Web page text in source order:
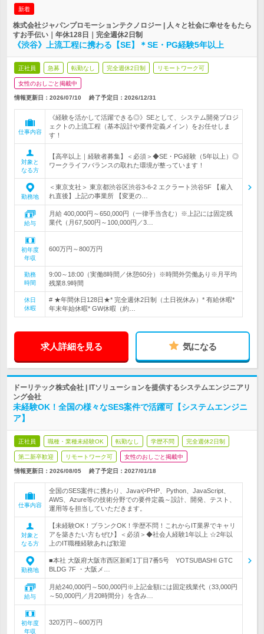
新着
株式会社ジャパンプロモーションテクノロジー | 人々と社会に幸せをもたら
すお手伝い｜年休128日｜完全週休2日制
《渋谷》上流工程に携わる【SE】＊SE・PG経験5年以上
正社員 急募 転勤なし 完全週休2日制 リモートワーク可
女性のおしごと掲載中
情報更新日：2026/07/10 終了予定日： 2026/12/31
仕事内容
《経験を活かして活躍できる◎》SEとして、システム開発プロジ
ェクトの上流工程（基本設計や要件定義メイン）をお任せしま
す！
対象と
なる方
【高卒以上｜経験者募集】＜必須＞◆SE・PG経験（5年以上）◎
ワークライフバランスの取れた環境が整っています！
勤務地
＜東京支社＞ 東京都渋谷区渋谷3-6-2 エクラート渋谷5F 【雇入
れ直後】上記の事業所 【変更の…
給与
月給 400,000円～650,000円（一律手当含む）※上記には固定残
業代（月67,500円～100,000円／3…
初年度
年収
600万円～800万円
勤務
時間
9:00～18:00（実働8時間／休憩60分）※時間外労働あり※月平均
残業8.9時間
休日
休暇
# ★年間休日128日★* 完全週休2日制（土日祝休み）* 有給休暇*
年末年始休暇* GW休暇（約…
求人詳細を見る 気になる
ドーリテック株式会社 | ITソリューションを提供するシステムエンジニアリ
ング会社
未経験OK！全国の様々なSES案件で活躍可【システムエンジニ
ア】
正社員 職種・業種未経験OK 転勤なし 学歴不問 完全週休2日制
第二新卒歓迎 リモートワーク可 女性のおしごと掲載中
情報更新日：2026/08/05 終了予定日： 2027/01/18
仕事内容
全国のSES案件に携わり、JavaやPHP、Python、JavaScript、
AWS、Azure等の技術分野での要件定義～設計、開発、テスト、
運用等を担当していただきます。
対象と
なる方
【未経験OK！ブランクOK！学歴不問！これからIT業界でキャリ
アを築きたい方もぜひ】＜必須＞◆社会人経験1年以上 ☆2年以
上のIT職種経験あれば歓迎
勤務地
■本社 大阪府大阪市西区新町1丁目7番5号 YOTSUBASHI GTC
BLDG 7F ・大阪メ…
給与
月給240,000円～500,000円※上記金額には固定残業代（33,000円
～50,000円／月20時間分）を含み…
初年度
年収
320万円～600万円